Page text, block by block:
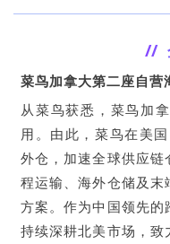
//
菜鸟加拿大第二座自营
从菜鸟获悉，菜鸟加
用。由此，菜鸟在美
外仓，加速全球供应
程运输、海外仓储及
方案。作为中国领先
持续深耕北美市场，